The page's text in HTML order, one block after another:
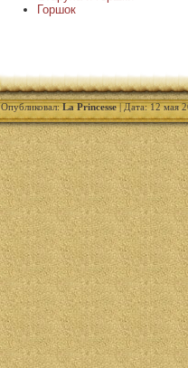
Горшок
Опубликовал:La Princesse| Дата: 12 мая